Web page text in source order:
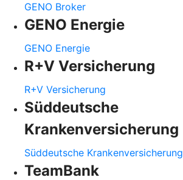
GENO Broker
GENO Energie
GENO Energie
R+V Versicherung
R+V Versicherung
Süddeutsche
Krankenversicherung
Süddeutsche Krankenversicherung
TeamBank